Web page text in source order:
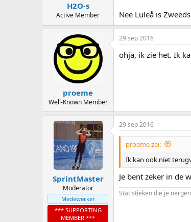
H2O-s
Active Member Nee Luleå is
proeme
Well-Known Member
29 sep 2016
ohja, ik zie het. Ik
SprintMaster
Moderator
Medewerker
*** SUPPORTING
MEMBER ***
29 sep 2016
proeme zei:
Ik kan ook niet
Je bent zeker in de
Statistieken die je